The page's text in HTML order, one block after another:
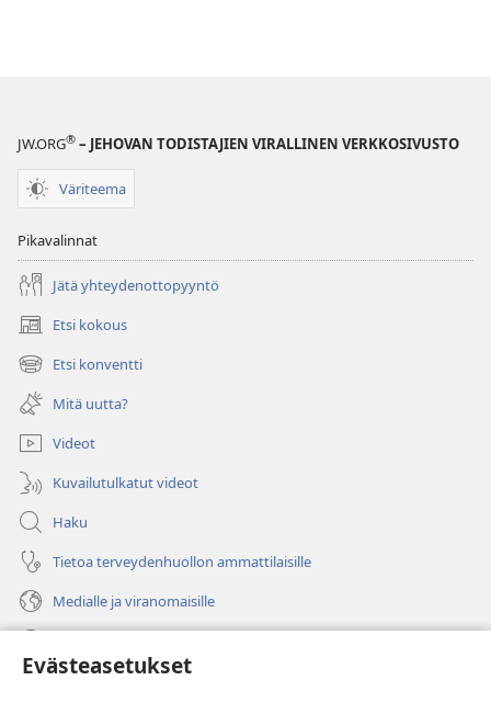
Evästeasetukset
JW.ORG® – JEHOVAN TODISTAJIEN VIRALLINEN VERKKOSIVUSTO
Väriteema
Pikavalinnat
Jätä yhteydenottopyyntö
Etsi kokous
(avaa
uuden
ikkunan)
Etsi konventti
(avaa
uuden
ikkunan)
Mitä uutta?
Videot
Kuvailutulkatut videot
Haku
Tietoa terveydenhuollon ammattilaisille
Medialle ja viranomaisille